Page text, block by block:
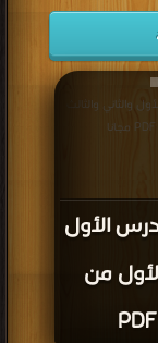
الأول
من
والثاني والثالث